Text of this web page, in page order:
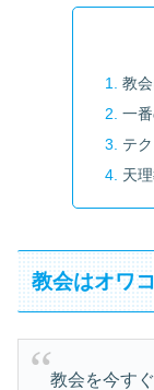
教
一
テ
天
教会はオワ
教会を今す